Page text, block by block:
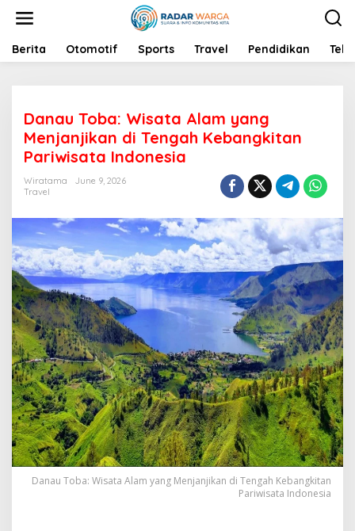
t
Berita Otomotif Sports Travel Pendidikan
Danau Toba: Wisata Alam yang
Menjanjikan di Tengah Kebangkitan
Pariwisata Indonesia
Wiratama
June 9, 2026
Travel
Danau Toba: Wisata Alam yang Menjanjikan di Tengah Kebangkitan
Pariwisata Indonesia